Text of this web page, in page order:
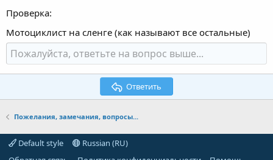
Проверка
Мотоциклист на сленге (как называют все остальные)
Ответить
Пожелания, замечания, вопросы...
Default style
Russian (RU)